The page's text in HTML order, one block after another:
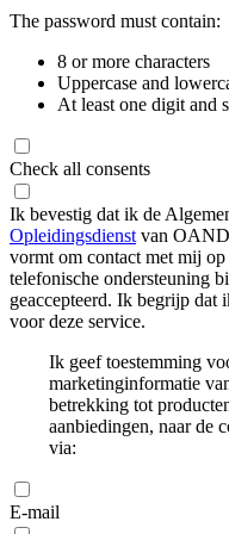
The password must contain:
8 or more characters
Uppercase and
At least one digit and
Check all consents
Ik bevestig dat ik de
Opleidingsdienst van
vormt om contact met mij
telefonische ondersteuning
geaccepteerd. Ik begrijp dat
voor deze service.
Ik geef toestemming
marketinginformatie
betrekking tot
aanbiedingen, naar de
via:
E-mail